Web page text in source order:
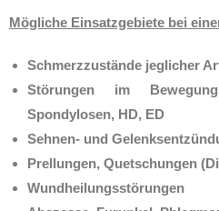
Mögliche Einsatzgebiete bei
Schmerzzustände jeglicher
Störungen im
Spondylosen, HD, ED
Sehnen- und
Prellungen, Quetschungen
Wundheilungsstörungen